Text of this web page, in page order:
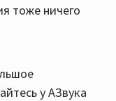
тоже ничего
у АЗвука